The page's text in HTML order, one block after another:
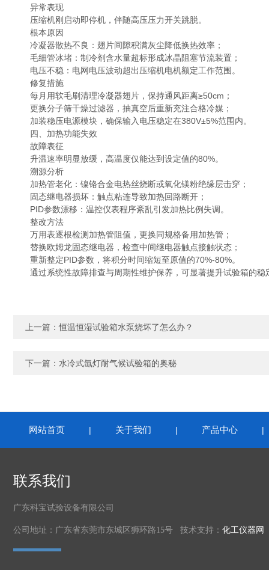
异常表现
压缩机刚启动即停机，伴随高压压力开关跳脱。
根本原因
冷凝器散热不良：翅片间隙积满灰尘降低换热效率；
毛细管冰堵：制冷剂含水量超标形成冰晶阻塞节流装置；
电压不稳：电网电压波动超出压缩机电机额定工作范围。
修复措施
每月用软毛刷清理冷凝器翅片，保持通风距离≥50cm；
更换分子筛干燥过滤器，抽真空后重新充注合格冷媒；
加装稳压电源模块，确保输入电压稳定在380V±5%范围内。
四、加热功能失效
故障表征
升温速率明显放缓，高温度仅能达到设定值的80%。
溯源分析
加热管老化：镍铬合金电热丝烧断或氧化镁粉绝缘层击穿；
固态继电器损坏：触点粘连导致加热回路断开；
PID参数漂移：温控仪表程序紊乱引发加热比例失调。
整改方法
万用表逐根检测加热管阻值，更换同规格备用加热管；
替换欧姆龙固态继电器，检查中间继电器触点接触状态；
重新整定PID参数，将积分时间缩短至原值的70%-80%。
通过系统性故障排查与周期性维护保养，可显著提升试验箱的稳
上一篇：恒温恒湿试验箱水泵烧坏了怎么办？
下一篇： 水冷式氙灯耐气候试验箱的奥秘
网站首页 | 关于我们 | 产品中心 |
联系我们
广东科宝试验设备有限公司
公司地址：广东省东莞市东城区狮环路15号 技术支持： 化工仪器网